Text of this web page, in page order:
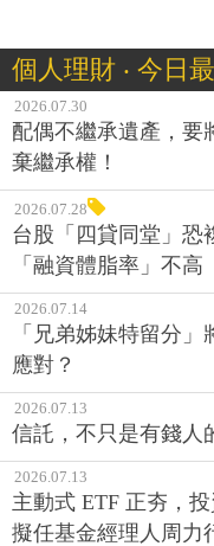
個人理財 ‧ 今日
2026.07.30
配偶不繼承遺產，要
棄繼承權！
2026.07.28
台股「四貸同堂」恐
「融資體脂率」不高
2026.07.14
「兄弟姊妹特留分
應對？
2026.07.13
信託，不只是有錢人
2026.07.13
主動式 ETF 正夯，
擬任基金經理人周力